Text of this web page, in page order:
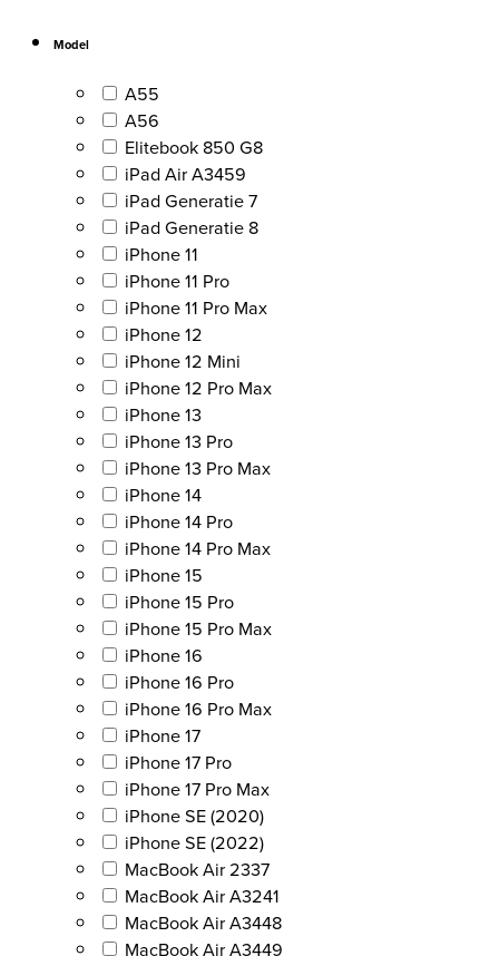
Model
A55
A56
Elitebook 850 G8
iPad Air A3459
iPad Generatie 7
iPad Generatie 8
iPhone 11
iPhone 11 Pro
iPhone 11 Pro Max
iPhone 12
iPhone 12 Mini
iPhone 12 Pro Max
iPhone 13
iPhone 13 Pro
iPhone 13 Pro Max
iPhone 14
iPhone 14 Pro
iPhone 14 Pro Max
iPhone 15
iPhone 15 Pro
iPhone 15 Pro Max
iPhone 16
iPhone 16 Pro
iPhone 16 Pro Max
iPhone 17
iPhone 17 Pro
iPhone 17 Pro Max
iPhone SE (2020)
iPhone SE (2022)
MacBook Air 2337
MacBook Air A3241
MacBook Air A3448
MacBook Air A3449